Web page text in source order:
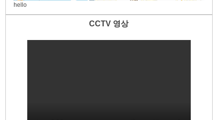
CCTV 영상